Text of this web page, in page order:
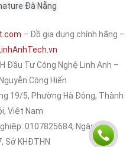
Đà Nẵng
– Đồ gia dụng chính hãng –
Đầu Tư Công Nghệ Linh Anh –
Công Hiến
19/5, Phường Hà Đông, Thành
Việt Nam
0107825684, Ngày cấp:
Sở KHĐTHN